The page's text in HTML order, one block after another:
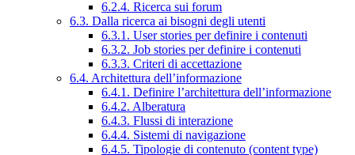
6.2.4. Ricerca sui forum
6.3. Dalla ricerca ai bisogni degli utenti
6.3.1. User stories per definire i contenuti
6.3.2. Job stories per definire i contenuti
6.3.3. Criteri di accettazione
6.4. Architettura dell’informazione
6.4.1. Definire l’architettura dell’informazione
6.4.2. Alberatura
6.4.3. Flussi di interazione
6.4.4. Sistemi di navigazione
6.4.5. Tipologie di contenuto (content type)